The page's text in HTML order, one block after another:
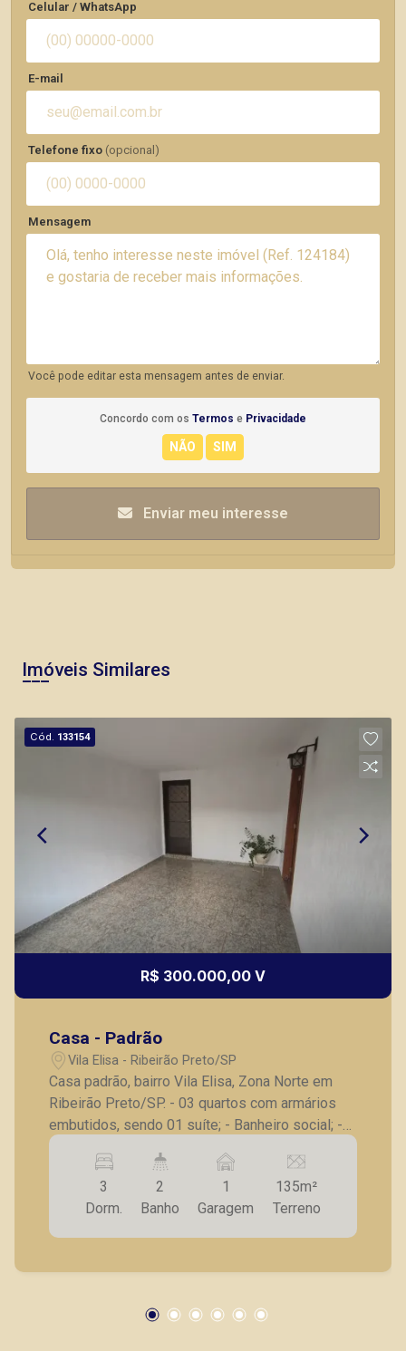
Celular / WhatsApp
E-mail
Telefone fixo (opcional)
Mensagem
Você pode editar esta mensagem antes de enviar.
Concordo com os Termos e Privacidade
Enviar meu interesse
Imóveis Similares
Cód. 133154
R$ 300.000,00 V
Casa - Padrão
Vila Elisa - Ribeirão Preto/SP
Casa padrão, bairro Vila Elisa, Zona Norte em
Ribeirão Preto/SP. - 03 quartos com armários
embutidos, sendo 01 suíte; - Banheiro social; -
Sala ampla; - Claraboia; - Cozinha planejada; -
Corredor; - Área de churrasco; - Lavanderia; - 01
vaga de garagem. A Piramid tem como objetivo
atender seus clientes com agilidade e
segurança, em locação, vendas de imóveis
lançamentos da cidade de Ribeirão Preto.
3
Dorm.
2
Banho
1
Garagem
135m²
Terreno